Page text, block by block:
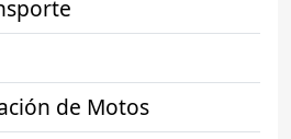
de Motos